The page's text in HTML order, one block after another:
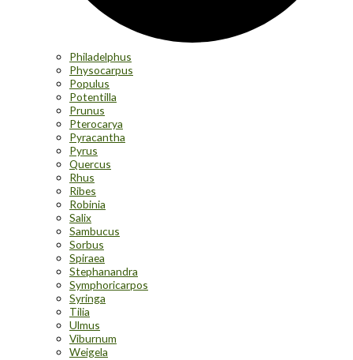
Philadelphus
Physocarpus
Populus
Potentilla
Prunus
Pterocarya
Pyracantha
Pyrus
Quercus
Rhus
Ribes
Robinia
Salix
Sambucus
Sorbus
Spiraea
Stephanandra
Symphoricarpos
Syringa
Tilia
Ulmus
Viburnum
Weigela